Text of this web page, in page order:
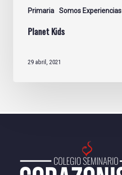
Primaria Somos Experiencias
Planet Kids
29 abril, 2021